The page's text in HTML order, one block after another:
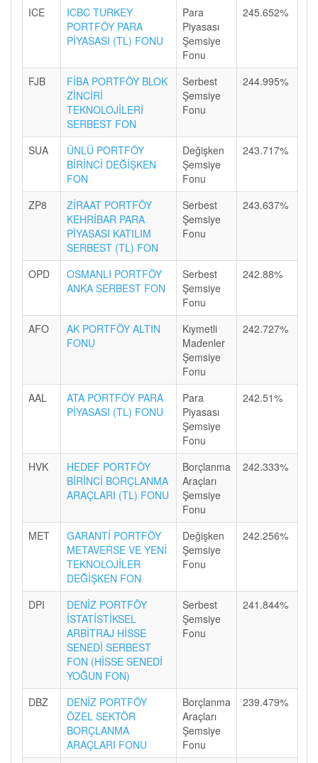
ICE
ICBC TURKEY
PORTFÖY PARA
PİYASASI (TL) FONU
Para
Piyasası
Şemsiye
Fonu
245.652%
FJB
FİBA PORTFÖY BLOK
ZİNCİRİ
TEKNOLOJİLERİ
SERBEST FON
Serbest
Şemsiye
Fonu
244.995%
SUA
ÜNLÜ PORTFÖY
BİRİNCİ DEĞİŞKEN
FON
Değişken
Şemsiye
Fonu
243.717%
ZP8
ZİRAAT PORTFÖY
KEHRİBAR PARA
PİYASASI KATILIM
SERBEST (TL) FON
Serbest
Şemsiye
Fonu
243.637%
OPD
OSMANLI PORTFÖY
ANKA SERBEST FON
Serbest
Şemsiye
Fonu
242.88%
AFO
AK PORTFÖY ALTIN
FONU
Kıymetli
Madenler
Şemsiye
Fonu
242.727%
AAL
ATA PORTFÖY PARA
PİYASASI (TL) FONU
Para
Piyasası
Şemsiye
Fonu
242.51%
HVK
HEDEF PORTFÖY
BİRİNCİ BORÇLANMA
ARAÇLARI (TL) FONU
Borçlanma
Araçları
Şemsiye
Fonu
242.333%
MET
GARANTİ PORTFÖY
METAVERSE VE YENİ
TEKNOLOJİLER
DEĞİŞKEN FON
Değişken
Şemsiye
Fonu
242.256%
DPI
DENİZ PORTFÖY
İSTATİSTİKSEL
ARBİTRAJ HİSSE
SENEDİ SERBEST
FON (HİSSE SENEDİ
YOĞUN FON)
Serbest
Şemsiye
Fonu
241.844%
DBZ
DENİZ PORTFÖY
ÖZEL SEKTÖR
BORÇLANMA
ARAÇLARI FONU
Borçlanma
Araçları
Şemsiye
Fonu
239.479%